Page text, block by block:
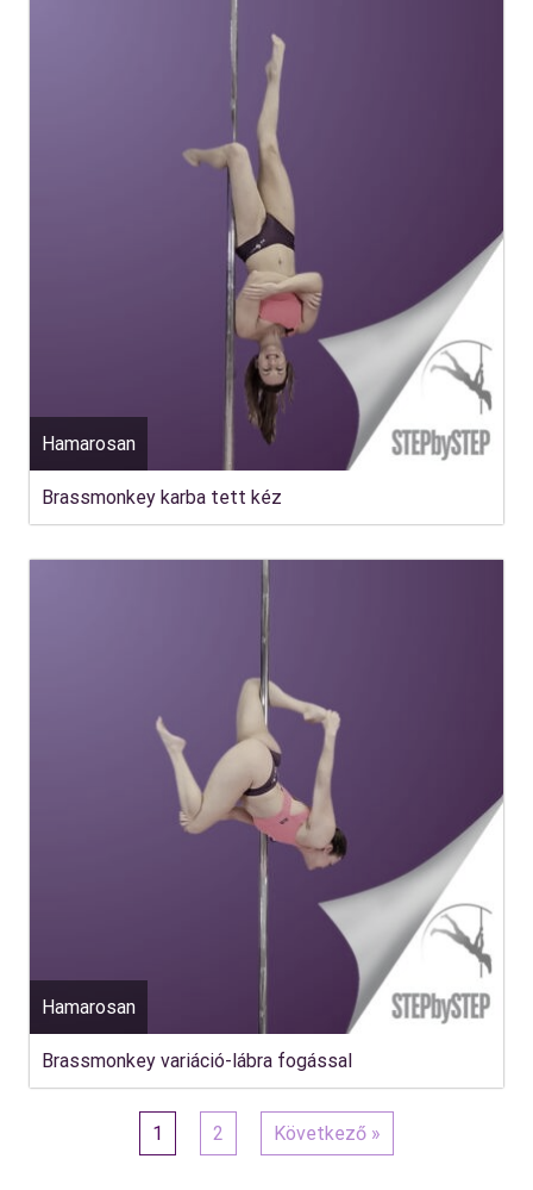
Hamarosan
Brassmonkey karba tett kéz
Hamarosan
Brassmonkey variáció-lábra fogással
1 2 Következő »